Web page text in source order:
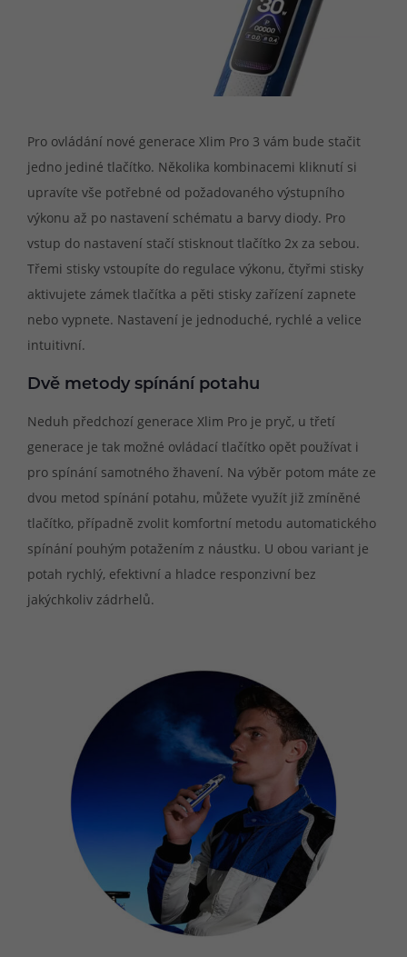
Pro ovládání nové generace Xlim Pro 3 vám bude stačit
jedno jediné tlačítko. Několika kombinacemi kliknutí si
upravíte vše potřebné od požadovaného výstupního
výkonu až po nastavení schématu a barvy diody. Pro
vstup do nastavení stačí stisknout tlačítko 2x za sebou.
Třemi stisky vstoupíte do regulace výkonu, čtyřmi stisky
aktivujete zámek tlačítka a pěti stisky zařízení zapnete
nebo vypnete. Nastavení je jednoduché, rychlé a velice
intuitivní.
Dvě metody spínání potahu
Neduh předchozí generace Xlim Pro je pryč, u třetí
generace je tak možné ovládací tlačítko opět používat i
pro spínání samotného žhavení. Na výběr potom máte ze
dvou metod spínání potahu, můžete využít již zmíněné
tlačítko, případně zvolit komfortní metodu automatického
spínání pouhým potažením z náustku. U obou variant je
potah rychlý, efektivní a hladce responzivní bez
jakýchkoliv zádrhelů.